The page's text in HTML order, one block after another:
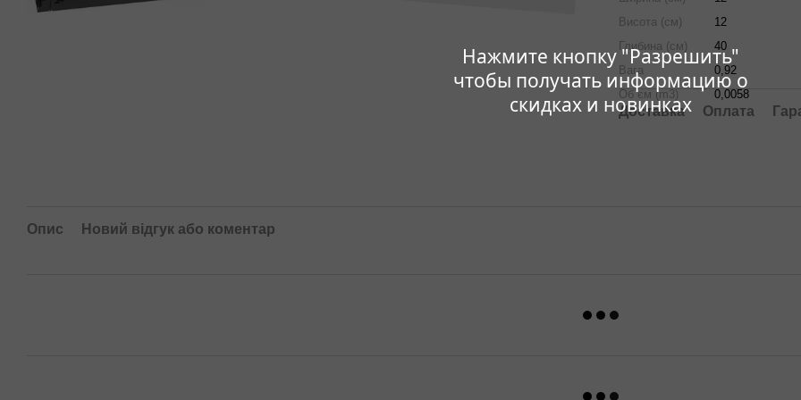
Нажмите кнопку "Разрешить"
чтобы получать информацию о
скидках и новинках
Висота (см)
12
Глибина (см)
40
Вага
0,92
Об`єм (m3)
0,0058
Доставка Оплата
Опис Новий відгук або коментар